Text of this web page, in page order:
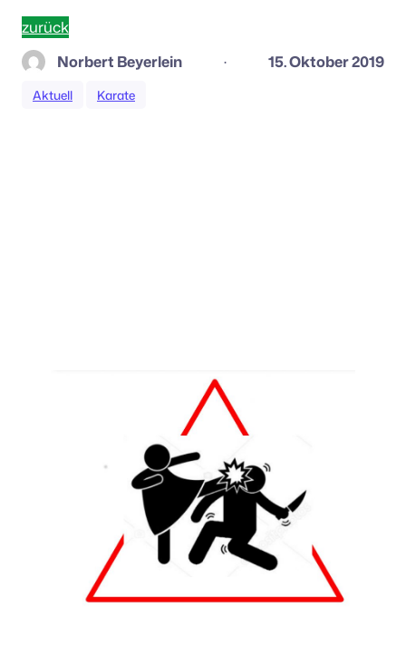
zurück
Norbert Beyerlein
· 15. Oktober 2019
Aktuell Karate